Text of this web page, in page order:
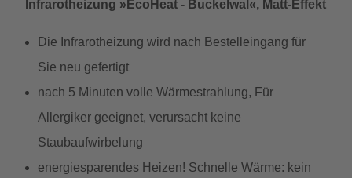
Infrarotheizung »EcoHeat - Buckelwal«, Matt-Effekt
Die Infrarotheizung wird nach Bestelleingang für
Sie neu gefertigt
nach 5 Minuten volle Wärmestrahlung, Für
Allergiker geeignet, verursacht keine
Staubaufwirbelung
energiesparendes Heizen! Schnelle Wärme: kein